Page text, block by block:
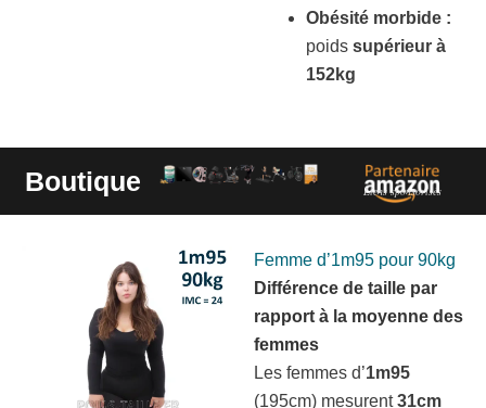
Obésité morbide :
poids supérieur à
152kg
Boutique Liens sponsorisés
Femme d’1m95 pour 90kg
Différence de taille par
rapport à la moyenne des
femmes
Les femmes d’1m95
(195cm) mesurent31cm